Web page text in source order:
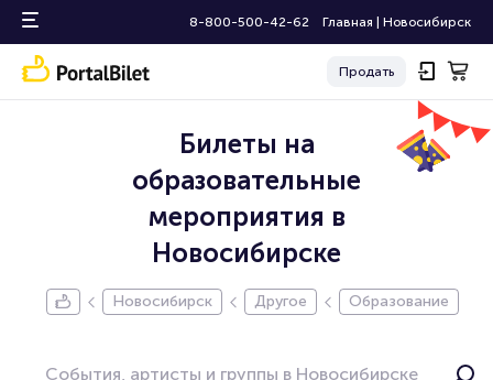
8-800-500-42-62 Главная Новосибирск
Продать
Билеты на
образовательные
мероприятия в
Новосибирске
Новосибирск Другое Образование